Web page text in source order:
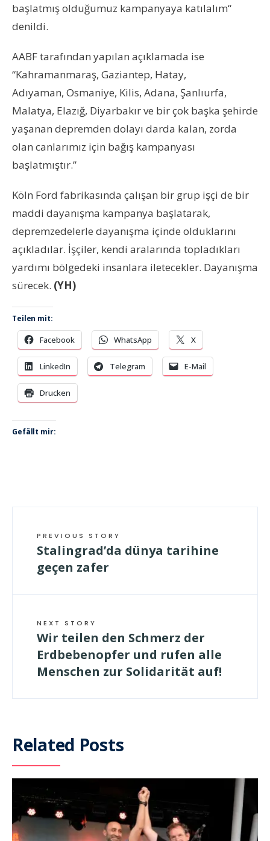
başlatmış olduğumuz kampanyaya katılalım“
denildi.
AABF tarafından yapılan açıklamada ise
“Kahramanmaraş, Gaziantep, Hatay,
Adıyaman, Osmaniye, Kilis, Adana, Şanlıurfa,
Malatya, Elazığ, Diyarbakır ve bir çok başka şehirde
yaşanan depremden dolayı darda kalan, zorda
olan canlarımız için bağış kampanyası
başlatmıştır.”
Köln Ford fabrikasında çalışan bir grup işçi de bir
maddi dayanışma kampanya başlatarak,
depremzedelerle dayanışma içinde olduklarını
açıkladılar. İşçiler, kendi aralarında topladıkları
yardımı bölgedeki insanlara iletecekler. Dayanışma
sürecek. (YH)
Teilen mit:
Facebook WhatsApp X
LinkedIn Telegram E-Mail
Drucken
Gefällt mir:
PREVIOUS STORY
Stalingrad’da dünya tarihine
geçen zafer
NEXT STORY
Wir teilen den Schmerz der
Erdbebenopfer und rufen alle
Menschen zur Solidarität auf!
Related Posts